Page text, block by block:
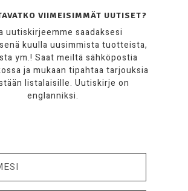
VIIMEISIMMÄT UUTISET?
uutiskirjeemme saadaksesi
kuulla uusimmista tuotteista,
ym.! Saat meiltä sähköpostia
ja mukaan tipahtaa tarjouksia
listalaisille. Uutiskirje on
englanniksi.